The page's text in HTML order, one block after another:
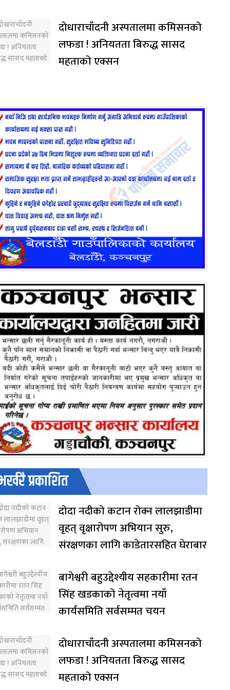
दोधाराचाँदनी अस्पतालमा कमिसनको
लफडा ! अनियतता बिरुद्ध सासद
महताको एक्सन
प्रकाशित
दोदा नदीको कटान रोक्न लालझाडीमा
वृहत् वृक्षारोपण अभियान सुरु,
संरक्षणका लागि काडेतारसहित घेराबार
बागेश्वरी बहुउद्देश्यीय सहकारीमा रतन
सिंह खडकाको नेतृत्वमा नयाँ
कार्यसमिति सर्वसम्मत चयन
दोधाराचाँदनी अस्पतालमा कमिसनको
लफडा ! अनियतता बिरुद्ध सासद
महताको एक्सन